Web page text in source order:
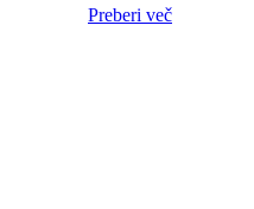
Preberi več